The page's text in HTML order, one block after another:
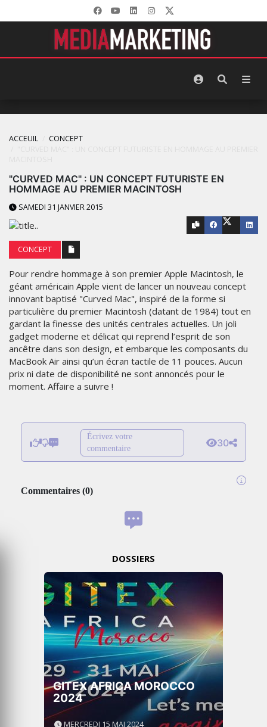
ACCEUIL
CONCEPT
"CURVED MAC" : UN CONCEPT FUTURISTE EN
HOMMAGE AU PREMIER MACINTOSH
SAMEDI 31 JANVIER 2015
CONCEPT
Pour rendre hommage à son premier Apple Macintosh, le
géant américain Apple vient de lancer un nouveau concept
innovant baptisé "Curved Mac", inspiré de la forme si
particulière du premier Macintosh (datant de 1984) tout en
gardant la finesse des unités centrales actuelles. Un joli
gadget moderne et délicat qui reprend l’esprit de son
ancêtre dans son design, et embarque les composants du
MacBook Air ainsi qu’un écran tactile de 11 pouces. Aucun
prix ni date de disponibilité ne sont annoncés pour le
moment. Affaire a suivre !
Écrivez votre
commentaire
30
Commentaires (0)
DOSSIERS
GITEX AFRICA : LES
NOUVELLES FRONTIÈRES DE
L’INNOVATION AFRICAINE
LUNDI 6 AVRIL 2026